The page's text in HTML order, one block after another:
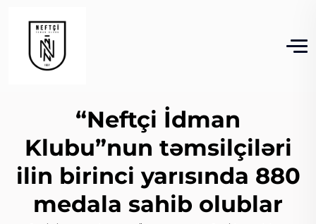
“Neftçi İdman
Klubu”nun təmsilçiləri
ilin birinci yarısında 880
medala sahib olublar